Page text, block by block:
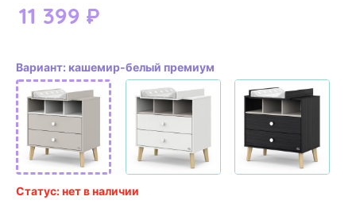
11 399 ₽
Вариант: кашемир-белый премиум
Статус: нет в наличии